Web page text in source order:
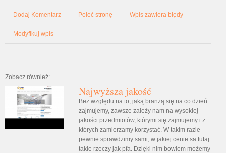
Dodaj Komentarz Poleć stronę Wpis zawiera błędy
Modyfikuj wpis
Zobacz również:
Najwyższa jakość
Bez względu na to, jaką branżą się na co dzień
zajmujemy, zawsze zależy nam na wysokiej
jakości przedmiotów, którymi się zajmujemy i z
których zamierzamy korzystać. W takim razie
pewnie sprawdzimy sami, w jakiej cenie sa tutaj
takie rzeczy jak pfa. Dzięki nim bowiem możemy